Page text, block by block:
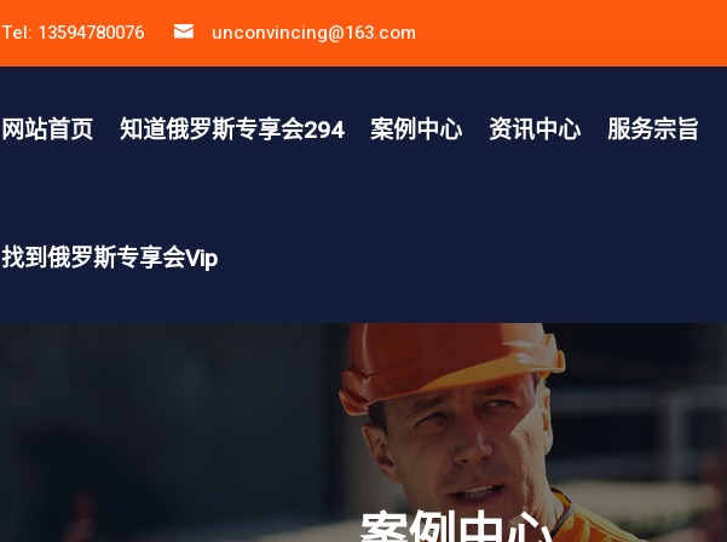
Tel: 13594780076 unconvincing@163.com
网站首页 知道俄罗斯专享会294 案例中心 资讯中心 服务宗旨
找到俄罗斯专享会vip